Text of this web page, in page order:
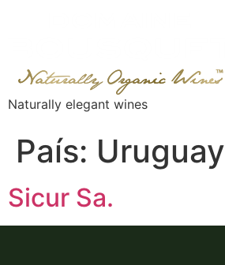
Naturally elegant wines
País: Uruguay
Sicur Sa.